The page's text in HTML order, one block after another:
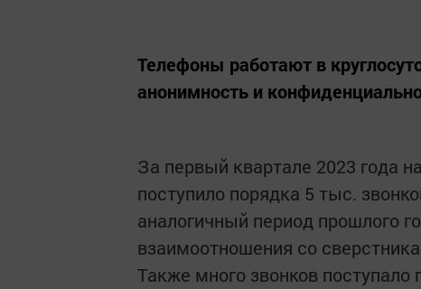
Телефоны работают в
анонимность и
За первый квартале 2023 года
поступило порядка 5 тыс.
аналогичный период прошлого
взаимоотношения со
Также много звонков поступало